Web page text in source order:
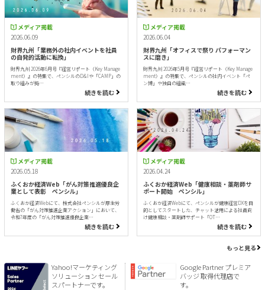
メディア掲載
2026.06.09
財界九州「業務外の社内イベントを社員
の自発的活動に転換」
財界九州 2026年6月号『経営リポート（Key Manage
ment）』の特集で、ペンシルのD&Iや「CAMP」の
取り組みが掲…
続きを読む
メディア掲載
2026.06.04
財界九州「オフィスで祭り パフォーマン
スに磨き」
財界九州 2026年5月号『経営リポート（Key Manage
ment）』の特集で、ペンシルの社内イベント「ペ
ン博」や独自の組織…
続きを読む
メディア掲載
2026.05.18
ふくおか経済Web「がん対策推進優良企
業として表彰 ペンシル」
ふくおか経済Webにて、株式会社ペンシルが厚生労
働省の「がん対策推進企業アクション」において、
令和7年度の「がん対策推進優良企業…
続きを読む
メディア掲載
2026.04.24
ふくおか経済Web「健康相談・薬剤師サ
ポート開始 ペンシル」
ふくおか経済Webにて、ペンシルが健康経営DXを目
的としてスタートした、チャット活用による社員向
け健康相談・薬剤師サポート「OT…
続きを読む
もっと見る
Yahoo!マーケティング
ソリューション セール
スパートナーです。
Google Partner プレミア
バッジ 取得代理店で
す。